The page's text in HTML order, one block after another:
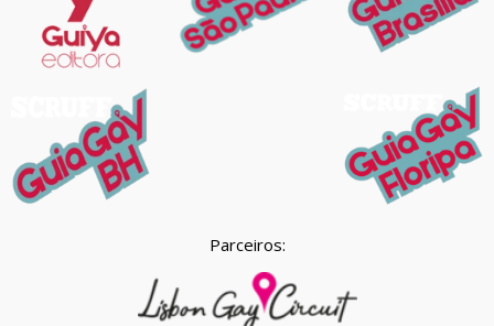
Parceiros: